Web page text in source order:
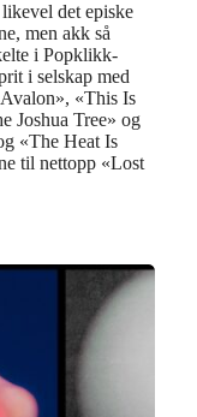
det episke
men akk så
i Popklikk-
i selskap med
«This Is
Joshua Tree» og
«The Heat Is
til nettopp «Lost